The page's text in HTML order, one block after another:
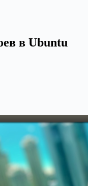
в Ubuntu